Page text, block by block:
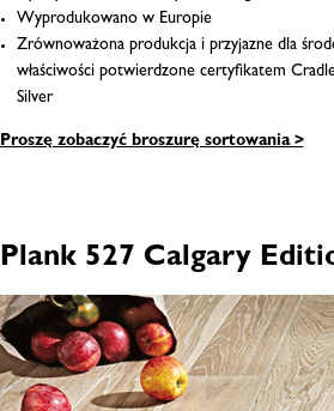
Wyprodukowano w Europie
Zrównoważona produkcja i przyjazne dla
właściwości potwierdzone certyfikatem
Silver
Proszę zobaczyć broszurę sortowania >
Plank 527 Calgary